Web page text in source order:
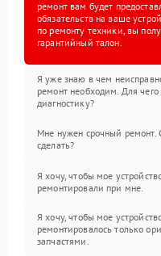
ремонт вам будет
обязательств на ваше
по ремонту техники, вы
гарантийный талон.
Я уже знаю в чем
ремонт необходим. Для чего
диагностику?
Мне нужен срочный ремонт.
сделать?
Я хочу, чтобы мое
ремонтировали при мне.
Я хочу, чтобы мое
ремонтировалось только
запчастями.